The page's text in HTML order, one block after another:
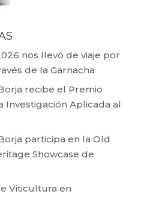
nos llevó de viaje por
de la Garnacha
recibe el Premio
Investigación Aplicada al
participa en la Old
Showcase de
Viticultura en